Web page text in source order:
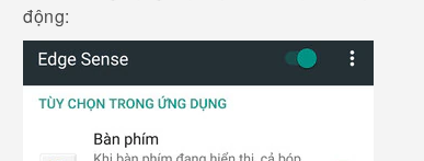
động: